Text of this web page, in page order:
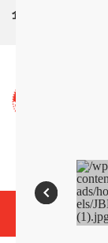
企業情報